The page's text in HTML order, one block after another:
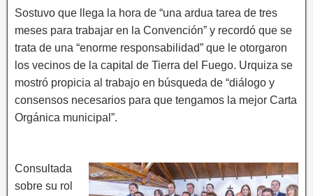
Sostuvo que llega la hora de “una ardua tarea de tres
meses para trabajar en la Convención” y recordó que se
trata de una “enorme responsabilidad” que le otorgaron
los vecinos de la capital de Tierra del Fuego. Urquiza se
mostró propicia al trabajo en búsqueda de “diálogo y
consensos necesarios para que tengamos la mejor Carta
Orgánica municipal”.
Consultada
sobre su rol